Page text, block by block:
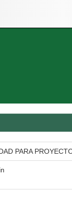
PARA